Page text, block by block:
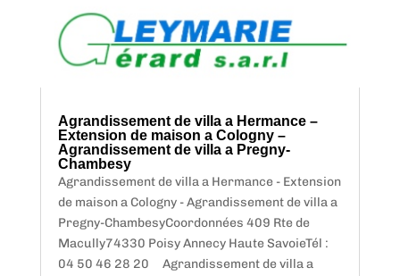
Agrandissement de villa a Hermance –
Extension de maison a Cologny –
Agrandissement de villa a Pregny-
Chambesy
Agrandissement de villa a Hermance - Extension
de maison a Cologny - Agrandissement de villa a
Pregny-ChambesyCoordonnées 409 Rte de
Macully74330 Poisy Annecy Haute SavoieTél :
04 50 46 28 20 Agrandissement de villa a